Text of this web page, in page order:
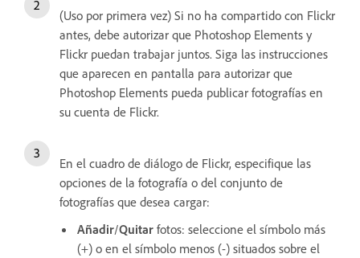
(Uso por primera vez) Si no ha compartido con Flickr
antes, debe autorizar que Photoshop Elements y
Flickr puedan trabajar juntos. Siga las instrucciones
que aparecen en pantalla para autorizar que
Photoshop Elements pueda publicar fotografías en
su cuenta de Flickr.
En el cuadro de diálogo de Flickr, especifique las
opciones de la fotografía o del conjunto de
fotografías que desea cargar:
Añadir/Quitar fotos: seleccione el símbolo más
(+) o en el símbolo menos (-) situados sobre el